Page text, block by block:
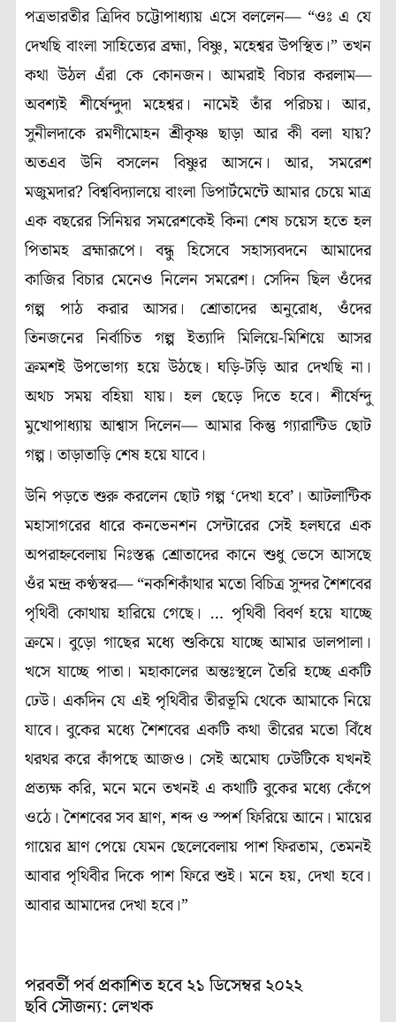
পত্রভারতীর ত্রিদিব চট্টোপাধ্যায় এসে বললেন— “ওঃ এ যে
দেখছি বাংলা সাহিত্যের ব্রহ্মা, বিষ্ণু, মহেশ্বর উপস্থিত।” তখন
কথা উঠল এঁরা কে কোনজন। আমরাই বিচার করলাম—
অবশ্যই শীর্ষেন্দুদা মহেশ্বর। নামেই তাঁর পরিচয়। আর,
সুনীলদাকে রমণীমোহন শ্রীকৃষ্ণ ছাড়া আর কী বলা যায়?
অতএব উনি বসলেন বিষ্ণুর আসনে। আর, সমরেশ
মজুমদার? বিশ্ববিদ্যালয়ে বাংলা ডিপার্টমেন্টে আমার চেয়ে মাত্র
এক বছরের সিনিয়র সমরেশকেই কিনা শেষ চয়েস হতে হল
পিতামহ ব্রহ্মারূপে। বন্ধু হিসেবে সহাস্যবদনে আমাদের
কাজির বিচার মেনেও নিলেন সমরেশ। সেদিন ছিল ওঁদের
গল্প পাঠ করার আসর। শ্রোতাদের অনুরোধ, ওঁদের
তিনজনের নির্বাচিত গল্প ইত্যাদি মিলিয়ে-মিশিয়ে আসর
ক্রমশই উপভোগ্য হয়ে উঠছে। ঘড়ি-টড়ি আর দেখছি না।
অথচ সময় বহিয়া যায়। হল ছেড়ে দিতে হবে। শীর্ষেন্দু
মুখোপাধ্যায় আশ্বাস দিলেন— আমার কিন্তু গ্যারান্টিড ছোট
গল্প। তাড়াতাড়ি শেষ হয়ে যাবে।
উনি পড়তে শুরু করলেন ছোট গল্প ‘দেখা হবে’। আটলান্টিক
মহাসাগরের ধারে কনভেনশন সেন্টারের সেই হলঘরে এক
অপরাহ্নবেলায় নিঃস্তব্ধ শ্রোতাদের কানে শুধু ভেসে আসছে
ওঁর মন্দ্র কণ্ঠস্বর— “নকশিকাঁথার মতো বিচিত্র সুন্দর শৈশবের
পৃথিবী কোথায় হারিয়ে গেছে। … পৃথিবী বিবর্ণ হয়ে যাচ্ছে
ক্রমে। বুড়ো গাছের মধ্যে শুকিয়ে যাচ্ছে আমার ডালপালা।
খসে যাচ্ছে পাতা। মহাকালের অন্তঃস্থলে তৈরি হচ্ছে একটি
ঢেউ। একদিন যে এই পৃথিবীর তীরভূমি থেকে আমাকে নিয়ে
যাবে। বুকের মধ্যে শৈশবের একটি কথা তীরের মতো বিঁধে
থরথর করে কাঁপছে আজও। সেই অমোঘ ঢেউটিকে যখনই
প্রত্যক্ষ করি, মনে মনে তখনই এ কথাটি বুকের মধ্যে কেঁপে
ওঠে। শৈশবের সব ঘ্রাণ, শব্দ ও স্পর্শ ফিরিয়ে আনে। মায়ের
গায়ের ঘ্রাণ পেয়ে যেমন ছেলেবেলায় পাশ ফিরতাম, তেমনই
আবার পৃথিবীর দিকে পাশ ফিরে শুই। মনে হয়, দেখা হবে।
আবার আমাদের দেখা হবে।”
পরবর্তী পর্ব প্রকাশিত হবে ২১ ডিসেম্বর ২০২২
ছবি সৌজন্য: লেখক